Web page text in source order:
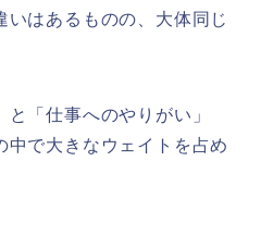
はあるものの、大体同じ
「仕事へのやりがい」
中で大きなウェイトを占め